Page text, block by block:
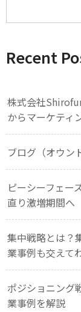
Recent
株式会社
からマーケティ
ブログ（オウン
ピーシーフェー
直り激増期間へ
集中戦略とは？
業事例も交えて
ポジショニング
業事例を解説